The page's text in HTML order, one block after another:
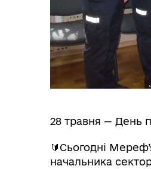
28 травня — День
🔰Сьогодні
начальника